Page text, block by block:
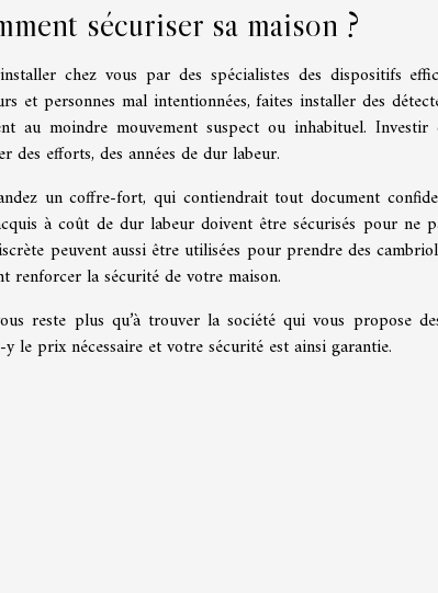
sécuriser sa maison ?
chez vous par des spécialistes des dispositifs
et personnes mal intentionnées, faites installer des
au moindre mouvement suspect ou inhabituel.
des efforts, des années de dur labeur.
un coffre-fort, qui contiendrait tout document
à coût de dur labeur doivent être sécurisés pour ne
peuvent aussi être utilisées pour prendre des
renforcer la sécurité de votre maison.
reste plus qu’à trouver la société qui vous propose
le prix nécessaire et votre sécurité est ainsi garantie.